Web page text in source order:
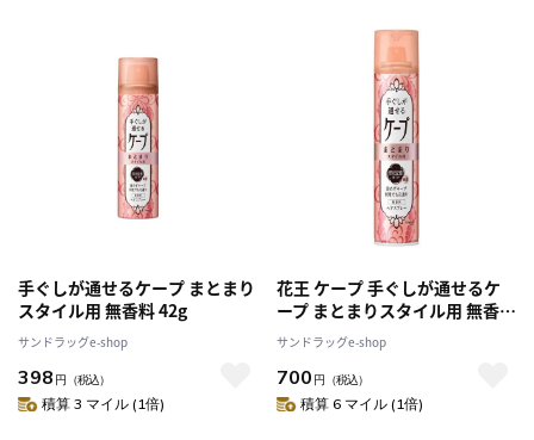
手ぐしが通せるケープ まとまり
スタイル用 無香料 42g
サンドラッグe-shop
398 円 （税込）
積算 3 マイル (1倍)
花王 ケープ 手ぐしが通せるケ
ープ まとまりスタイル用 無香
料 140G
サンドラッグe-shop
700 円 （税込）
積算 6 マイル (1倍)